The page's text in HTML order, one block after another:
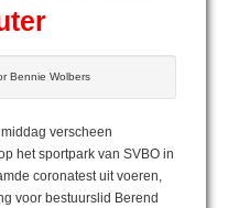
Bennie Wolbers
verscheen
het sportpark van SVBO in
coronatest uit voeren,
voor bestuurslid Berend